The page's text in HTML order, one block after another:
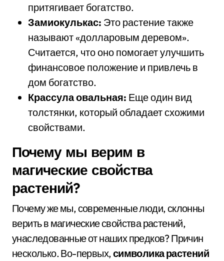
притягивает богатство.
Замиокулькас: Это растение также
называют «долларовым деревом».
Считается, что оно помогает улучшить
финансовое положение и привлечь в
дом богатство.
Крассула овальная: Еще один вид
толстянки, который обладает схожими
свойствами.
Почему мы верим в
магические свойства
растений?
Почему же мы, современные люди, склонны
верить в магические свойства растений,
унаследованные от наших предков? Причин
несколько. Во-первых,символика растений